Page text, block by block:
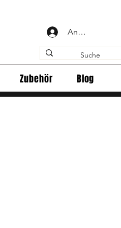
Anmelden
Zubehör Blog